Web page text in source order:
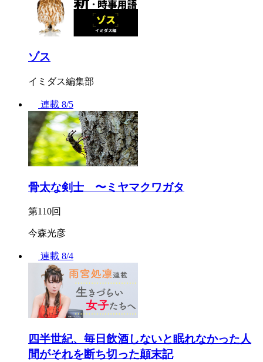
ゾス
イミダス編集部
連載 8/5
骨太な剣士 〜ミヤマクワガタ
第110回
今森光彦
連載 8/4
四半世紀、毎日飲酒しないと眠れなかった人
間がそれを断ち切った顛末記